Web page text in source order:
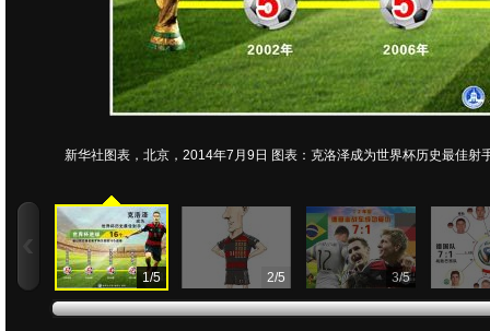
新华社图表，北京，2014年7月9日 图表：克洛泽成为世界杯历史最佳射
1/5 2/5 3/5